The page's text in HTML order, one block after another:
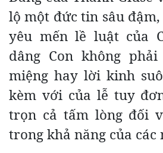
lộ một đức tin sâu
yêu mến lề luật của
dâng Con không
miệng hay lời kinh
kèm với của lễ tuy
trọn cả tấm lòng đối
trong khả năng của các